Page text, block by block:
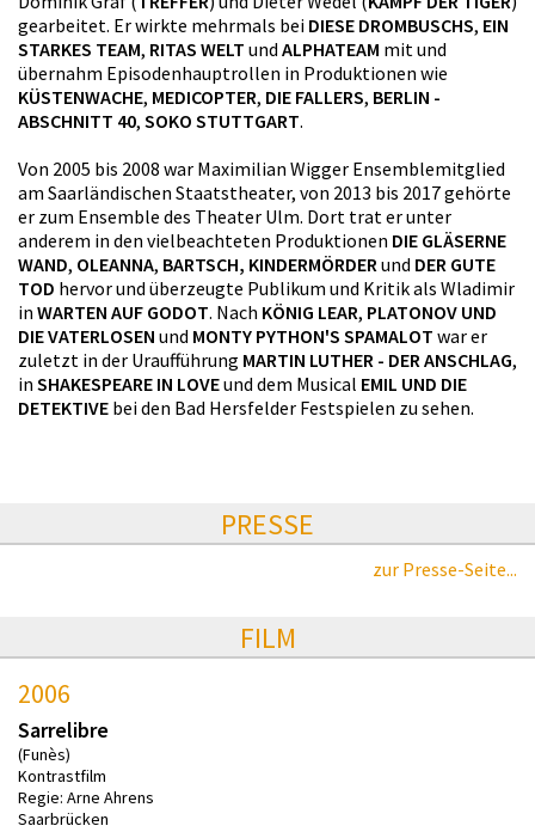
gearbeitet. Er wirkte mehrmals bei DIESE DROMBUSCHS, EIN
STARKES TEAM, RITAS WELT und ALPHATEAM mit und
übernahm Episodenhauptrollen in Produktionen wie
KÜSTENWACHE, MEDICOPTER, DIE FALLERS, BERLIN -
ABSCHNITT 40, SOKO STUTTGART.
Von 2005 bis 2008 war Maximilian Wigger Ensemblemitglied
am Saarländischen Staatstheater, von 2013 bis 2017 gehörte
er zum Ensemble des Theater Ulm. Dort trat er unter
anderem in den vielbeachteten Produktionen DIE GLÄSERNE
WAND, OLEANNA, BARTSCH, KINDERMÖRDERund DER GUTE
TOD hervor und überzeugte Publikum und Kritik als Wladimir
in WARTEN AUF GODOT. Nach KÖNIG LEAR, PLATONOV UND
DIE VATERLOSEN und MONTY PYTHON'S SPAMALOT war er
zuletzt in der Uraufführung MARTIN LUTHER - DER ANSCHLAG,
in SHAKESPEARE IN LOVEund dem Musical EMIL UND DIE
DETEKTIVE bei den Bad Hersfelder Festspielen zu sehen.
PRESSE
zur Presse-Seite...
FILM
2006
Sarrelibre
(Funès)
Kontrastfilm
Regie: Arne Ahrens
Saarbrücken